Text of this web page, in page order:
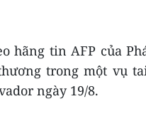
hãng tin AFP của
trong một vụ
ngày 19/8.